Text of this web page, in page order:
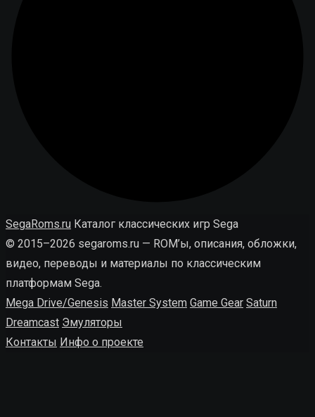
SegaRoms.ru Каталог классических игр Sega
© 2015–2026 segaroms.ru — ROM’ы, описания, обложки,
видео, переводы и материалы по классическим
платформам Sega.
Mega Drive/Genesis Master System Game Gear Saturn
Dreamcast Эмуляторы
Контакты Инфо о проекте